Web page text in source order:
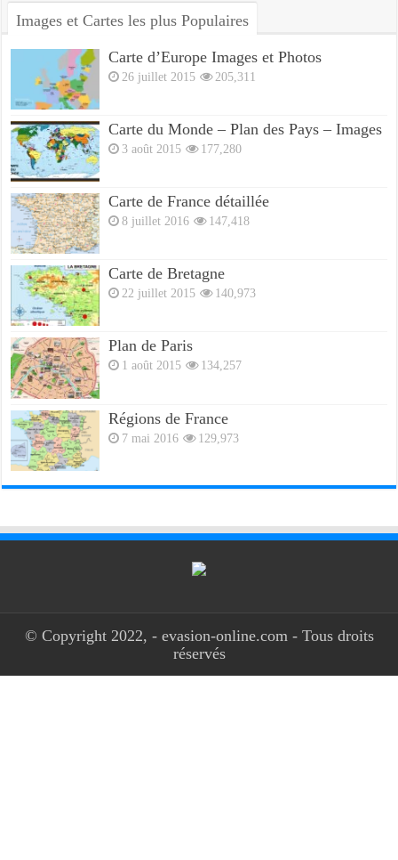
Images et Cartes les plus Populaires
Carte d’Europe Images et Photos
26 juillet 2015 205,311
Carte du Monde – Plan des Pays – Images
3 août 2015 177,280
Carte de France détaillée
8 juillet 2016 147,418
Carte de Bretagne
22 juillet 2015 140,973
Plan de Paris
1 août 2015 134,257
Régions de France
7 mai 2016 129,973
© Copyright 2022, - evasion-online.com - Tous droits
réservés